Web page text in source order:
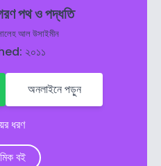
পথ ও পদ্ধতি
আল উসাইমীন
২০১১
অনলাইনে পড়ুন
ধরণ
বই